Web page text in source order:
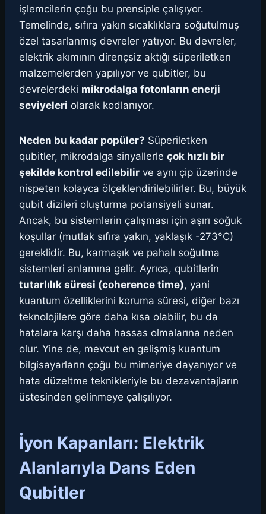
işlemcilerin çoğu bu prensiple çalışıyor.
Temelinde, sıfıra yakın sıcaklıklara soğutulmuş
özel tasarlanmış devreler yatıyor. Bu devreler,
elektrik akımının dirençsiz aktığı süperiletken
malzemelerden yapılıyor ve qubitler, bu
devrelerdeki mikrodalga fotonların enerji
seviyeleri olarak kodlanıyor.
Neden bu kadar popüler? Süperiletken
qubitler, mikrodalga sinyallerle çok hızlı bir
şekilde kontrol edilebilir ve aynı çip üzerinde
nispeten kolayca ölçeklendirilebilirler. Bu, büyük
qubit dizileri oluşturma potansiyeli sunar.
Ancak, bu sistemlerin çalışması için aşırı soğuk
koşullar (mutlak sıfıra yakın, yaklaşık -273°C)
gereklidir. Bu, karmaşık ve pahalı soğutma
sistemleri anlamına gelir. Ayrıca, qubitlerin
tutarlılık süresi (coherence time), yani
kuantum özelliklerini koruma süresi, diğer bazı
teknolojilere göre daha kısa olabilir, bu da
hatalara karşı daha hassas olmalarına neden
olur. Yine de, mevcut en gelişmiş kuantum
bilgisayarların çoğu bu mimariye dayanıyor ve
hata düzeltme teknikleriyle bu dezavantajların
üstesinden gelinmeye çalışılıyor.
İyon Kapanları: Elektrik
Alanlarıyla Dans Eden
Qubitler